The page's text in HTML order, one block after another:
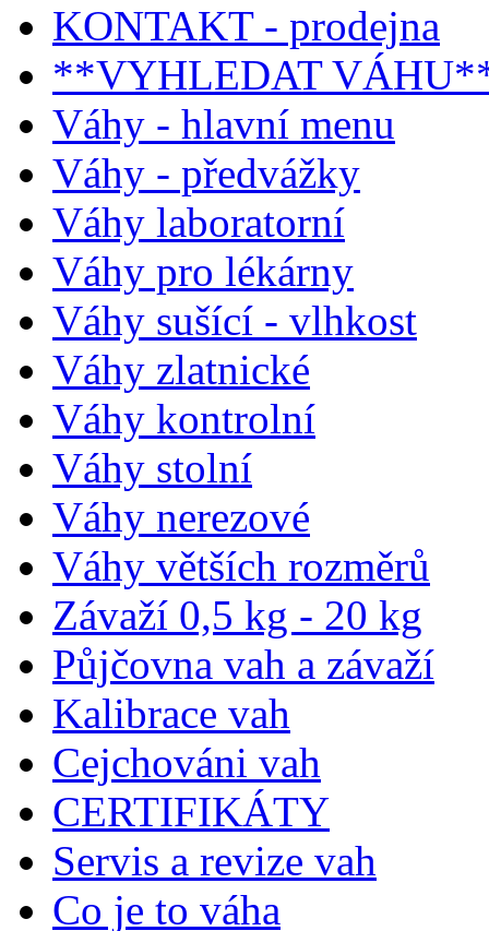
KONTAKT - prodejna
**VYHLEDAT
Váhy - hlavní menu
Váhy - předvážky
Váhy laboratorní
Váhy pro lékárny
Váhy sušící - vlhkost
Váhy zlatnické
Váhy kontrolní
Váhy stolní
Váhy nerezové
Váhy větších rozměrů
Závaží 0,5 kg - 20 kg
Půjčovna vah a závaží
Kalibrace vah
Cejchováni vah
CERTIFIKÁTY
Servis a revize vah
Co je to váha